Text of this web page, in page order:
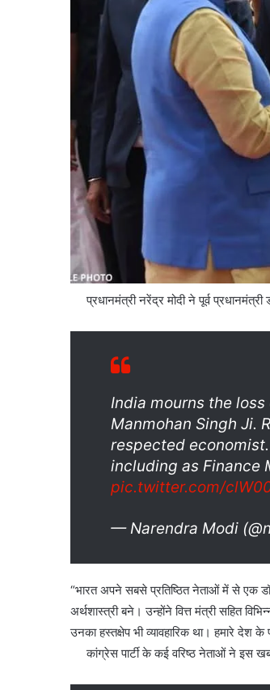
प्रधानमंत्री नरेंद्र मोदी ने पूर्व
India mourns the
Manmohan Singh Ji.
respected
including as Finance
pic.twitter.com/
— Narendra Modi
“भारत अपने सबसे प्रतिष्ठित नेताओं में से एक
अर्थशास्त्री बने। उन्होंने वित्त मंत्री सहित
उनका हस्तक्षेप भी व्यावहारिक था। हमारे देश
कांग्रेस पार्टी के कई वरिष्ठ नेताओं ने इस